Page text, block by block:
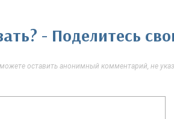
- Поделитесь
оставить анонимный комментарий, не